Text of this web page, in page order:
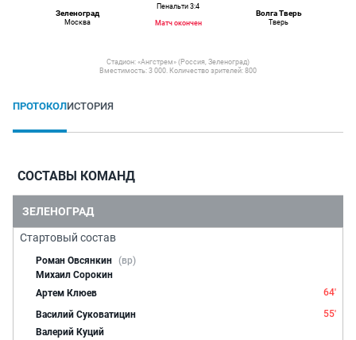
Зеленоград
Москва
Пенальти 3:4
Матч окончен
Волга Тверь
Тверь
Стадион: «Ангстрем» (Россия, Зеленоград)
Вместимость: 3 000. Количество зрителей: 800
ПРОТОКОЛИСТОРИЯ
СОСТАВЫ КОМАНД
ЗЕЛЕНОГРАД
Стартовый состав
Роман Овсянкин (вр)
Михаил Сорокин
Артем Клюев
64'
Василий Суковатицин
55'
Валерий Куций